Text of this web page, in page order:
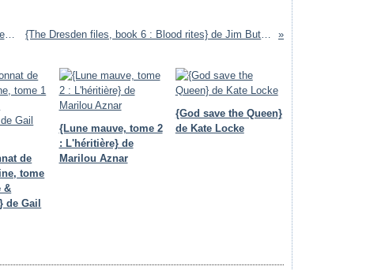
{A toi jusqu'à l'aube} de Teresa Medeiros {The Dresden files, book 6 : Blood rites} de Jim Butcher
de
tome
&
de Gail
{Lune mauve, tome 2
: L'héritière} de
Marilou Aznar
{God save the Queen}
de Kate Locke